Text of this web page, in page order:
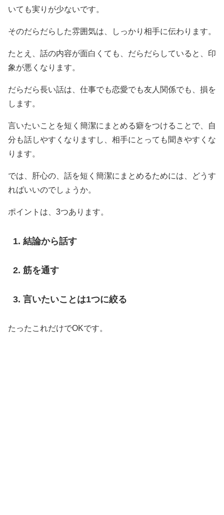
いても実りが少ないです。
そのだらだらした雰囲気は、しっかり相手に伝わります。
たとえ、話の内容が面白くても、だらだらしていると、印
象が悪くなります。
だらだら長い話は、仕事でも恋愛でも友人関係でも、損を
します。
言いたいことを短く簡潔にまとめる癖をつけることで、自
分も話しやすくなりますし、相手にとっても聞きやすくな
ります。
では、肝心の、話を短く簡潔にまとめるためには、どうす
ればいいのでしょうか。
ポイントは、3つあります。
結論から話す
筋を通す
言いたいことは1つに絞る
たったこれだけでOKです。